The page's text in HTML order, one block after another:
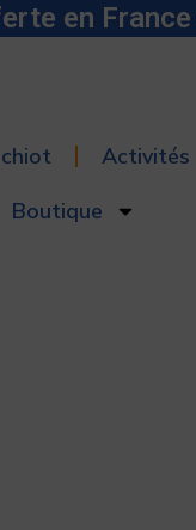
en
Activités
Boutique